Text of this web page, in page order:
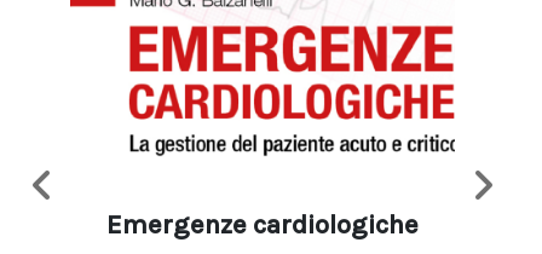
Emergenze cardiologiche